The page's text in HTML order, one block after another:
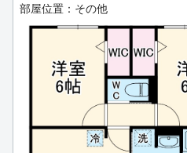
部屋位置：その他